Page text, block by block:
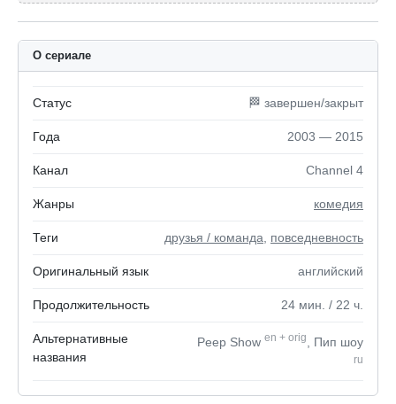
О сериале
Статус 🏁 завершен/закрыт
Года 2003 — 2015
Канал Channel 4
Жанры комедия
Теги друзья / команда повседневность
Оригинальный язык английский
Продолжительность 24 мин. / 22 ч.
Альтернативные
названия
Peep Show en + orig , Пип шоу
ru